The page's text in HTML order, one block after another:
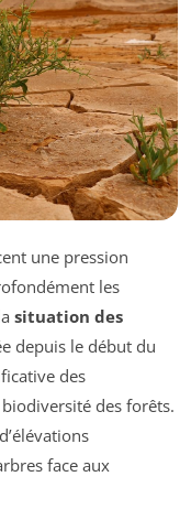
une pression
les
situation des
depuis le début du
des
des forêts.
face aux